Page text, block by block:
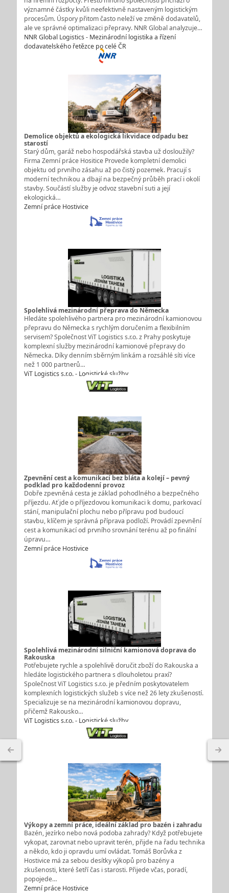
významné částky kvůli neefektivně nastaveným logistickým
procesům. Úspory přitom často neleží ve změně dodavatelů,
ale ve správné optimalizaci přepravy. NNR Global analyzuje…
NNR Global Logistics - Mezinárodní logistika a řízení
dodavatelského řetězce po celé ČR
Demolice objektů a ekologická likvidace odpadu bez
starostí
Starý dům, garáž nebo hospodářská stavba už dosloužily?
Firma Zemní práce Hositice Provede kompletní demolici
objektu od prvního zásahu až po čistý pozemek. Pracují s
moderní technikou a dbají na bezpečný průběh prací i okolí
stavby. Součástí služby je odvoz stavební suti a její
ekologická…
Zemní práce Hostivice
Spolehlivá mezinárodní přeprava do Německa
Hledáte spolehlivého partnera pro mezinárodní kamionovou
přepravu do Německa s rychlým doručením a flexibilním
servisem? Společnost ViT Logistics s.r.o. z Prahy poskytuje
komplexní služby mezinárodní kamionové přepravy do
Německa. Díky denním sběrným linkám a rozsáhlé síti více
než 1 000 partnerů…
ViT Logistics s.r.o. - Logistické služby
Zpevnění cest a komunikací bez bláta a kolejí – pevný
podklad pro každodenní provoz
Dobře zpevněná cesta je základ pohodlného a bezpečného
příjezdu. Ať jde o příjezdovou komunikaci k domu, parkovací
stání, manipulační plochu nebo přípravu pod budoucí
stavbu, klíčem je správná příprava podloží. Provádí zpevnění
cest a komunikací od prvního srovnání terénu až po finální
úpravu…
Zemní práce Hostivice
Spolehlivá mezinárodní silniční kamionová doprava do
Rakouska
Potřebujete rychle a spolehlivě doručit zboží do Rakouska a
hledáte logistického partnera s dlouholetou praxí?
Společnost ViT Logistics s.r.o. je předním poskytovatelem
komplexních logistických služeb s více než 26 lety zkušeností.
Specializuje se na mezinárodní kamionovou dopravu,
přičemž Rakousko…
ViT Logistics s.r.o. - Logistické služby
Výkopy a zemní práce, ideální základ pro bazén i zahradu
Bazén, jezírko nebo nová podoba zahrady? Když potřebujete
vykopat, zarovnat nebo upravit terén, přijde na řadu technika
a někdo, kdo ji opravdu umí ovládat. Tomáš Borůvka z
Hostivice má za sebou desítky výkopů pro bazény a
zkušenosti, které šetří čas i starosti. Přijede včas, poradí,
popojede…
Zemní práce Hostivice